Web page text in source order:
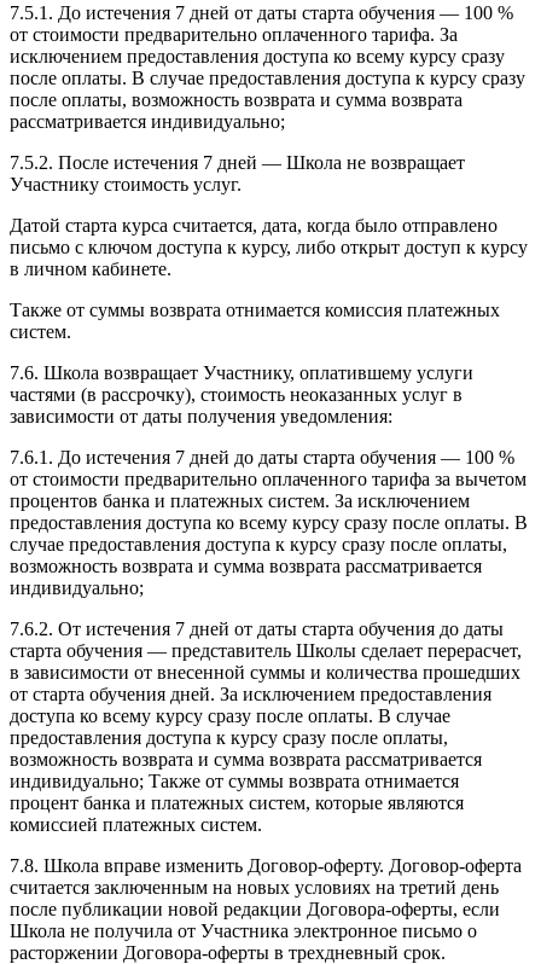
7.5.1. До истечения 7 дней от даты старта обучения — 100 %
от стоимости предварительно оплаченного тарифа. За
исключением предоставления доступа ко всему курсу сразу
после оплаты. В случае предоставления доступа к курсу сразу
после оплаты, возможность возврата и сумма возврата
рассматривается индивидуально;
7.5.2. После истечения 7 дней — Школа не возвращает
Участнику стоимость услуг.
Датой старта курса считается, дата, когда было отправлено
письмо с ключом доступа к курсу, либо открыт доступ к курсу
в личном кабинете.
Также от суммы возврата отнимается комиссия платежных
систем.
7.6. Школа возвращает Участнику, оплатившему услуги
частями (в рассрочку), стоимость неоказанных услуг в
зависимости от даты получения уведомления:
7.6.1. До истечения 7 дней до даты старта обучения — 100 %
от стоимости предварительно оплаченного тарифа за вычетом
процентов банка и платежных систем. За исключением
предоставления доступа ко всему курсу сразу после оплаты. В
случае предоставления доступа к курсу сразу после оплаты,
возможность возврата и сумма возврата рассматривается
индивидуально;
7.6.2. От истечения 7 дней от даты старта обучения до даты
старта обучения — представитель Школы сделает перерасчет,
в зависимости от внесенной суммы и количества прошедших
от старта обучения дней. За исключением предоставления
доступа ко всему курсу сразу после оплаты. В случае
предоставления доступа к курсу сразу после оплаты,
возможность возврата и сумма возврата рассматривается
индивидуально; Также от суммы возврата отнимается
процент банка и платежных систем, которые являются
комиссией платежных систем.
7.8. Школа вправе изменить Договор-оферту. Договор-оферта
считается заключенным на новых условиях на третий день
после публикации новой редакции Договора-оферты, если
Школа не получила от Участника электронное письмо о
расторжении Договора-оферты в трехдневный срок.